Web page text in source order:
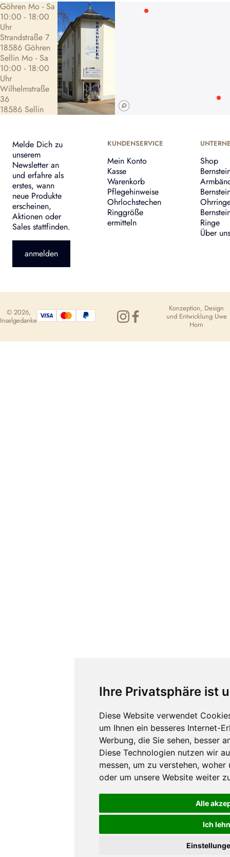
Ihre Privatsphäre ist
Diese Website verwendet
um Ihnen ein besseres Internet-
Werbung, die Sie sehen, besser
Diese Technologien nutzen wir
messen, um zu verstehen, woher
oder um unsere Website weiter
Alle
Ich
Göhren Mo - Sa
10:00 - 18:00
Uhr
Strandstraße 7
18586 Göhren
Sellin Mo - Sa
10:00 - 18:00
Uhr
Wilhelmstraße
36
18586 Sellin
Melde Dich zu
unserem
Newsletter an
und erfahre als
erstes, wann
neue Produkte
erscheinen,
Aktionen oder
Sales stattfinden.
anmelden
KUNDENSERVICE
Mein Konto
Kasse
Warenkorb
Pflegehinweise
Ohrlochstechen
Ringgröße
ermitteln
Shop
Ringe
Über uns
© 2026,
Inselgedanke
Konzeption, Design
und Entwicklung Uwe
Horn